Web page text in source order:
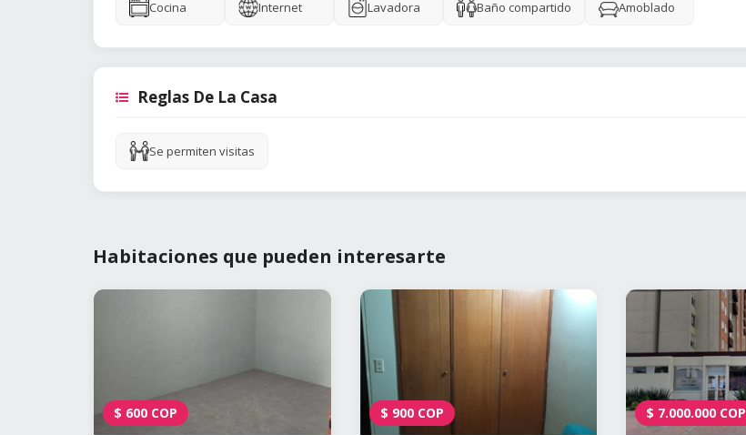
Cocina Internet Lavadora Baño compartido Amoblado
Reglas De La Casa
Se permiten visitas
Habitaciones que pueden interesarte
$ 600 COP $ 900 COP $ 7.000.000 COP